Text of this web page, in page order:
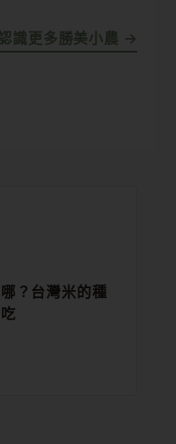
識更多勝美小農 →
？台灣米的種